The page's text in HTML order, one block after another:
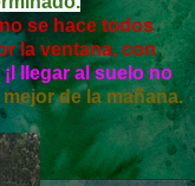
se hace todos
la ventana, con
llegar al suelo no
de la mañana.